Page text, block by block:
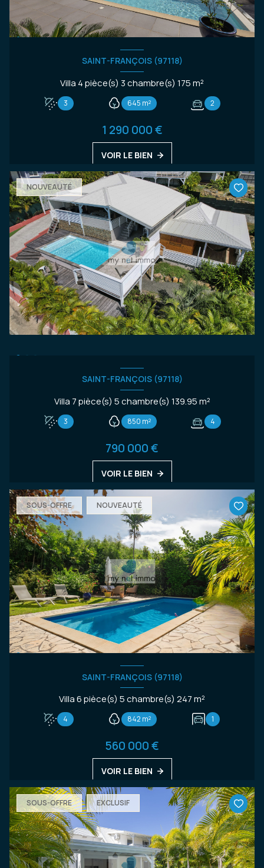
SAINT-FRANÇOIS (97118)
Villa 4 pièce(s) 3 chambre(s) 175 m²
3 645 m² 2
1 290 000 €
VOIR LE BIEN
NOUVEAUTÉ
SAINT-FRANÇOIS (97118)
Villa 7 pièce(s) 5 chambre(s) 139.95 m²
3 850 m² 4
790 000 €
VOIR LE BIEN
SOUS-OFFRE NOUVEAUTÉ
SAINT-FRANÇOIS (97118)
Villa 6 pièce(s) 5 chambre(s) 247 m²
4 842 m² 1
560 000 €
VOIR LE BIEN
SOUS-OFFRE EXCLUSIF